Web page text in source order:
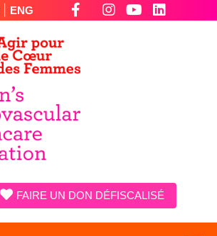
ENG
FAIRE UN DON DÉFISCALISÉ